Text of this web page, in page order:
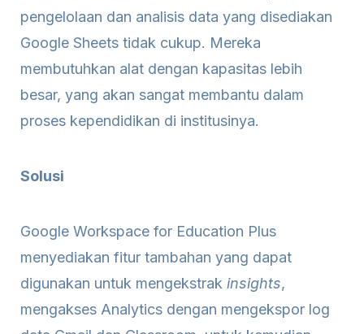
pengelolaan dan analisis data yang disediakan
Google Sheets tidak cukup. Mereka
membutuhkan alat dengan kapasitas lebih
besar, yang akan sangat membantu dalam
proses kependidikan di institusinya.
Solusi
Google Workspace for Education Plus
menyediakan fitur tambahan yang dapat
digunakan untuk mengekstrak insights,
mengakses Analytics dengan mengekspor log